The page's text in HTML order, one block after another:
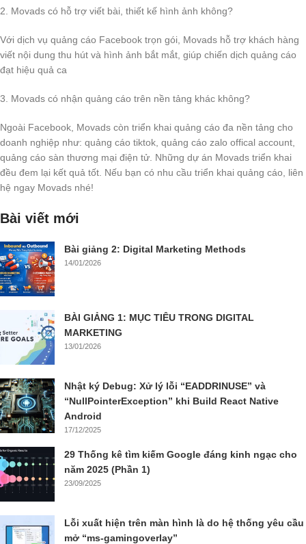
2. Movads có hỗ trợ viết bài, thiết kế hình ảnh không?
Với dịch vụ quảng cáo Facebook trọn gói, Movads hỗ trợ khách hàng
viết nội dung thu hút và hình ảnh bắt mắt, giúp chiến dịch quảng cáo
đạt hiệu quả ca
3. Movads có nhận quảng cáo trên nền tảng khác không?
Ngoài Facebook, Movads còn triển khai quảng cáo đa nền tảng cho
doanh nghiệp như: quảng cáo tiktok, quảng cáo zalo offical account,
quảng cáo sàn thương mại điện tử. Những dự án Movads triển khai
đều đem lại kết quả tốt. Nếu bạn có nhu cầu triển khai quảng cáo, liên
hệ ngay Movads nhé!
Bài viết mới
Bài giảng 2: Digital Marketing Methods
14/01/2026
BÀI GIẢNG 1: MỤC TIÊU TRONG DIGITAL
MARKETING
13/01/2026
Nhật ký Debug: Xử lý lỗi “EADDRINUSE” và
“NullPointerException” khi Build React Native
Android
17/12/2025
29 Thống kê tìm kiếm Google đáng kinh ngạc cho
năm 2025 (Phần 1)
23/09/2025
Lỗi xuất hiện trên màn hình là do hệ thống yêu cầu
mở “ms-gamingoverlay”